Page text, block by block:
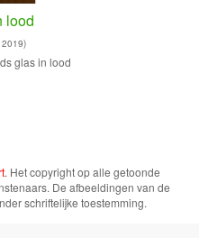
lood
glas in lood
. Het copyright op alle getoonde
De afbeeldingen van de
schriftelijke toestemming.